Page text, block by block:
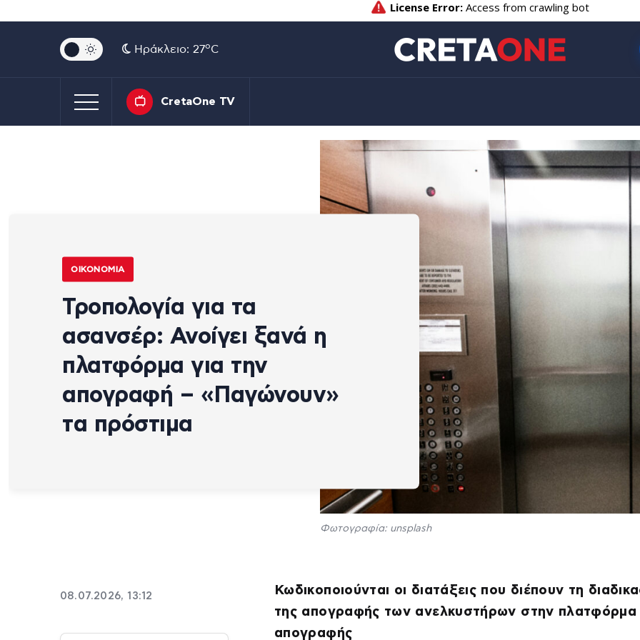
Ηράκλειο: 27oC
CretaOne TV
ΟΙΚΟΝΟΜΊΑ
Τροπολογία για τα
ασανσέρ: Ανοίγει ξανά η
πλατφόρμα για την
απογραφή – «Παγώνουν»
τα πρόστιμα
Φωτογραφία: unsplash
08.07.2026, 13:12
Κωδικοποιούνται οι διατάξεις που διέπουν τη
της απογραφής των ανελκυστήρων στην πλατφόρμα
απογραφής